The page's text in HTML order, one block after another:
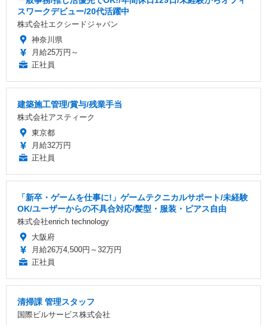
スワークデビュー/20代活躍中
株式会社エクシードジャパン
神奈川県
月給25万円～
正社員
建築施工管理/賞与/残業手当
株式会社アスティーク
東京都
月給32万円
正社員
「新卒・ゲームを仕事に!」ゲームテクニカルサポート/未経験
OK/ユーザーからの不具合対応/髪型・服装・ピアス自由
株式会社enrich technology
大阪府
月給26万4,500円～32万円
正社員
清掃課 管理スタッフ
国際ビルサービス株式会社